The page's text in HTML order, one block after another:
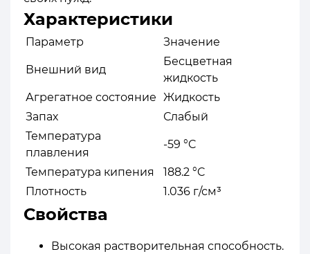
Характеристики
Параметр Значение
Внешний вид
Бесцветная
жидкость
Агрегатное состояние
Жидкость
Запах
Слабый
Температура
плавления
-59 °C
Температура кипения
188.2 °C
Плотность
1.036 г/см³
Свойства
Высокая растворительная способность.